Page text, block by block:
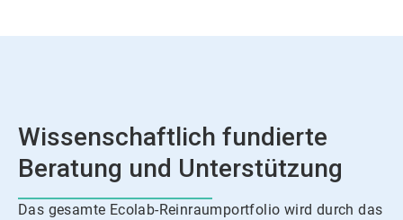
Wissenschaftlich fundierte
Beratung und Unterstützung
Das gesamte Ecolab-Reinraumportfolio wird durch das